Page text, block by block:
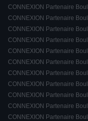
CONNEXION Partenaire
CONNEXION Partenaire
CONNEXION Partenaire
CONNEXION Partenaire
CONNEXION Partenaire
CONNEXION Partenaire
CONNEXION Partenaire
CONNEXION Partenaire
CONNEXION Partenaire
CONNEXION Partenaire
CONNEXION Partenaire